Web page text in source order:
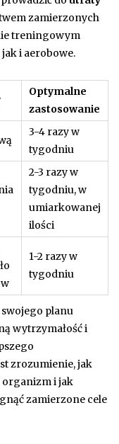
zamierzonych
treningowym
i aerobowe.
Optymalne
zastosowanie
3-4 razy w
tygodniu
2-3 razy w
tygodniu, w
umiarkowanej
ilości
1-2 razy w
tygodniu
planu
wytrzymałość i
zrozumienie, jak
organizm i jak
zamierzone cele